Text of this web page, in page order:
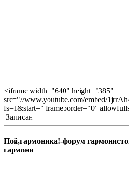
<iframe width="640" height="385"
src="//www.youtube.com/embed/
fs=1&start=" frameborder="0"
Записан
Пой,гармоника!-форум
гармони